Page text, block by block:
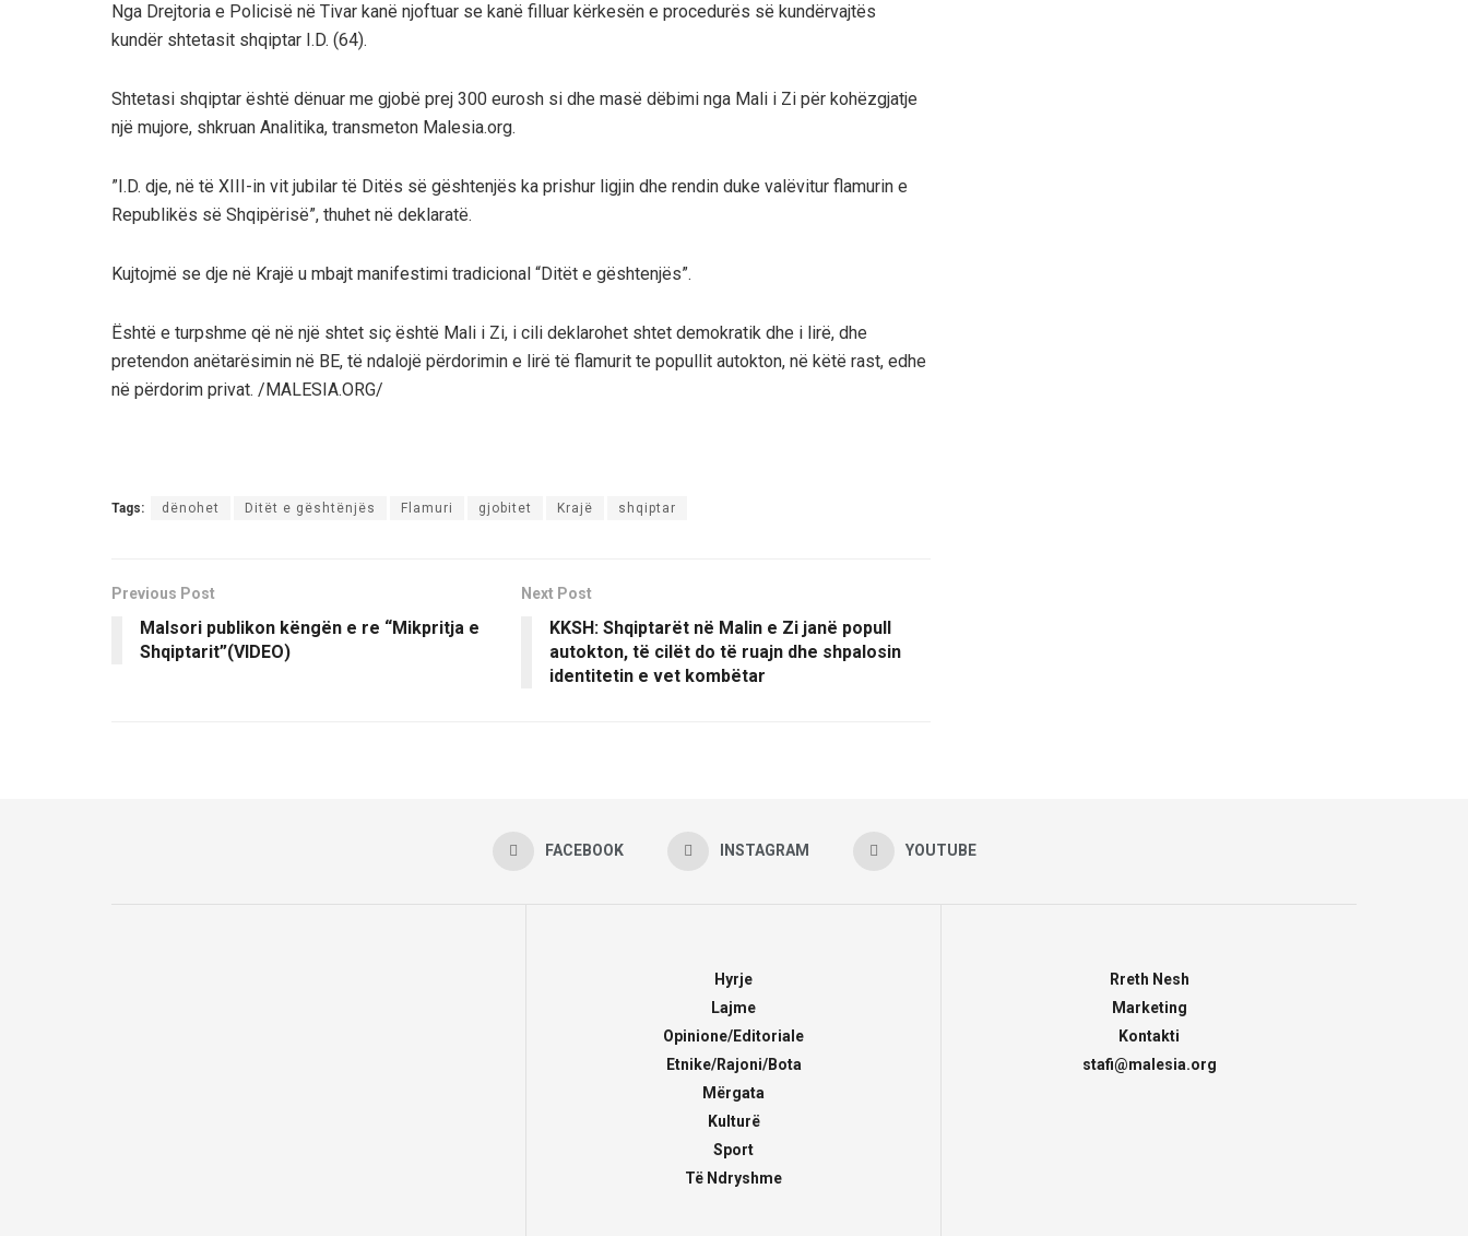
Nga Drejtoria e Policisë në Tivar kanë njoftuar se kanë filluar kërkesën e procedurës së kundërvajtës
kundër shtetasit shqiptar I.D. (64).
Shtetasi shqiptar është dënuar me gjobë prej 300 eurosh si dhe masë dëbimi nga Mali i Zi për kohëzgjatje
një mujore, shkruan Analitika, transmeton Malesia.org.
”I.D. dje, në të XIII-in vit jubilar të Ditës së gështenjës ka prishur ligjin dhe rendin duke valëvitur flamurin e
Republikës së Shqipërisë”, thuhet në deklaratë.
Kujtojmë se dje në Krajë u mbajt manifestimi tradicional “Ditët e gështenjës”.
Është e turpshme që në një shtet siç është Mali i Zi, i cili deklarohet shtet demokratik dhe i lirë, dhe
pretendon anëtarësimin në BE, të ndalojë përdorimin e lirë të flamurit te popullit autokton, në këtë rast, edhe
në përdorim privat. /MALESIA.ORG/
Tags: dënohet Ditët e gështënjës Flamuri gjobitet Krajë shqiptar
Previous Post
Malsori publikon këngën e re “Mikpritja e
Shqiptarit”(VIDEO)
Next Post
KKSH: Shqiptarët në Malin e Zi janë popull
autokton, të cilët do të ruajn dhe shpalosin
identitetin e vet kombëtar
FACEBOOK INSTAGRAM YOUTUBE
Hyrje
Lajme
Opinione/Editoriale
Etnike/Rajoni/Bota
Mërgata
Kulturë
Sport
Të Ndryshme
Rreth Nesh
Marketing
Kontakti
stafi@malesia.org